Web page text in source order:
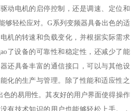
动电机的启停控制，还是调速、定位和
够轻松应对。G系列变频器具备出色的适
机的转速和负载变化，并根据实际需求
了设备的可靠性和稳定性，还减少了能
还具备丰富的通信接口，可以与其他设
化的生产与管理。除了性能和适应性之
色的易用性。其友好的用户界面使得操作
有技术知识的用户也能够轻松上手。，